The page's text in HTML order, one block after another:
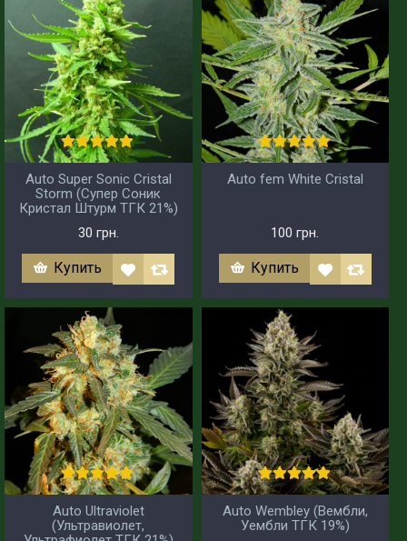
Auto Super Sonic Cristal
Storm (Супер Соник
Кристал Штурм ТГК 21%)
30 грн.
Купить
Auto fem White Cristal
100 грн.
Купить
Auto Ultraviolet
(Ультравиолет,
Auto Wembley (Вембли,
Уембли ТГК 19%)